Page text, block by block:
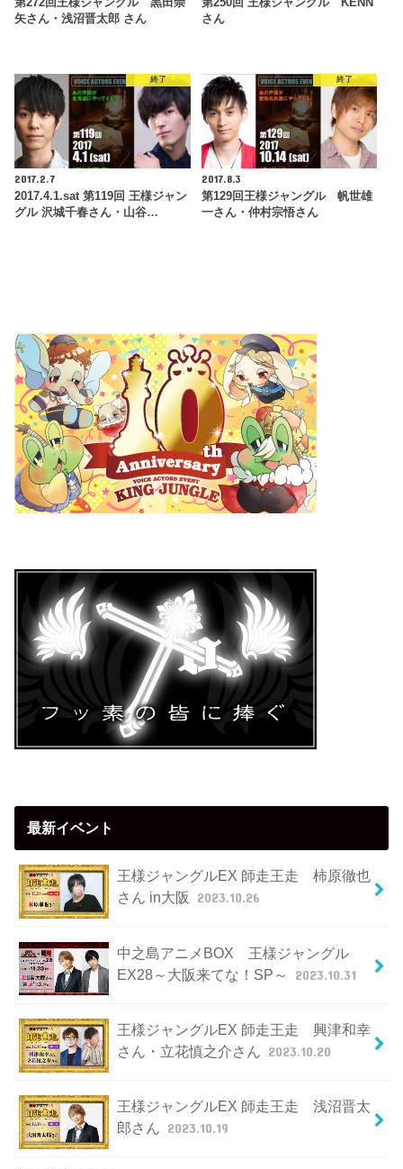
第272回王様ジャングル 黒田崇
矢さん・浅沼晋太郎 さん
第250回 王様ジャングル KENN
さん
終了
2017.2.7
2017.4.1.sat 第119回 王様ジャン
グル 沢城千春さん・山谷…
終了
2017.8.3
第129回王様ジャングル 帆世雄
一さん・仲村宗悟さん
最新イベント
王様ジャングルEX 師走王走 柿原徹也
さん in大阪
2023.10.26
中之島アニメBOX 王様ジャングル
EX28～大阪来てな！SP～
2023.10.31
王様ジャングルEX 師走王走 興津和幸
さん・立花慎之介さん 2023.10.20
王様ジャングルEX 師走王走 浅沼晋太
郎さん 2023.10.19